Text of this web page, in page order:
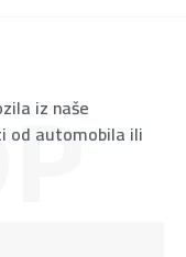
iz naše
od automobila ili